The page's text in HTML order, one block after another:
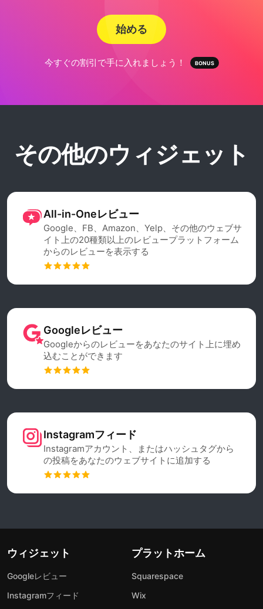
始める
今すぐの割引で手に入れましょう！
その他のウィジェット
All-in-Oneレビュー
Google、FB、Amazon、Yelp、その他のウェブサ
イト上の20種類以上のレビュープラットフォーム
からのレビューを表示する
Googleレビュー
Googleからのレビューをあなたのサイト上に埋め
込むことができます
Instagramフィード
Instagramアカウント、またはハッシュタグから
の投稿をあなたのウェブサイトに追加する
ウィジェット
Googleレビュー
Instagramフィード
プラットホーム
Squarespace
Wix